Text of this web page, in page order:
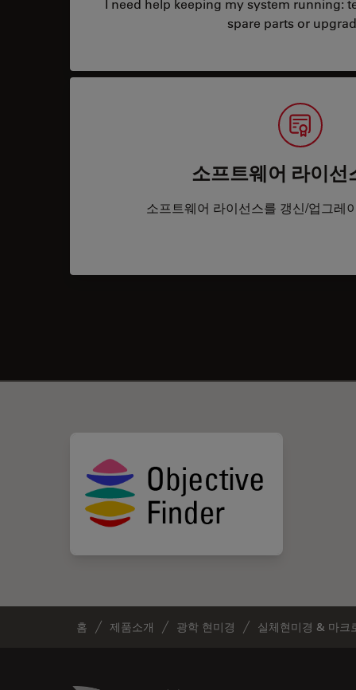
I need help keeping my system running:
spare parts or
소프트웨어 라이선
소프트웨어 라이선스를 갱신/업그레
홈 제품소개 광학 현미경 실체현미경 & 마크